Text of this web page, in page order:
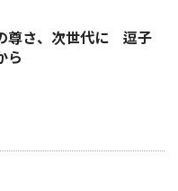
尊さ、次世代に 逗子
ら